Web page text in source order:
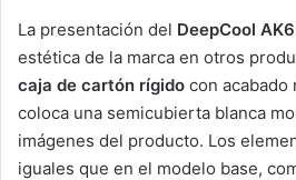
La presentación del DeepCool
estética de la marca en otros
caja de cartón rígido con acabado
coloca una semicubierta blanca
imágenes del producto. Los
iguales que en el modelo base,